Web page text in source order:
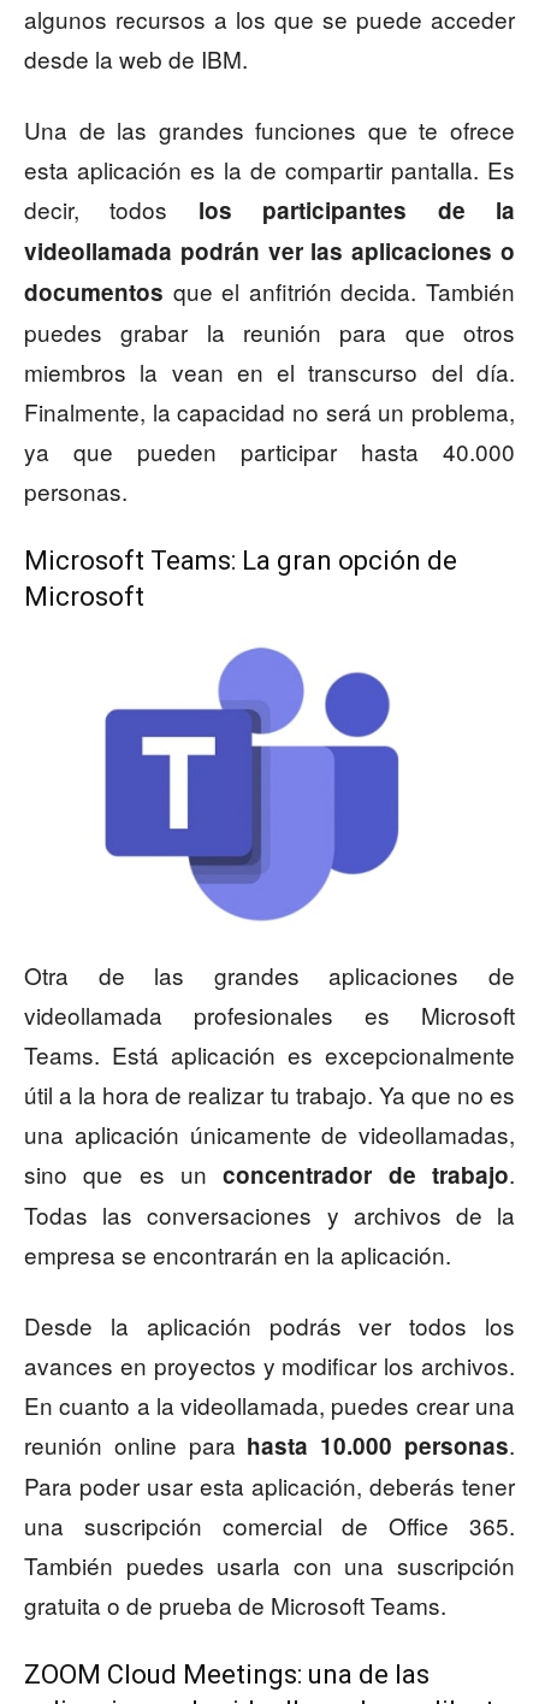
algunos recursos a los que se puede acceder
desde la web de IBM.
Una de las grandes funciones que te ofrece
esta aplicación es la de compartir pantalla. Es
decir, todos los participantes de la
videollamada podrán ver las aplicaciones o
documentos que el anfitrión decida. También
puedes grabar la reunión para que otros
miembros la vean en el transcurso del día.
Finalmente, la capacidad no será un problema,
ya que pueden participar hasta 40.000
personas.
Microsoft Teams: La gran opción de
Microsoft
Otra de las grandes aplicaciones de
videollamada profesionales es Microsoft
Teams. Está aplicación es excepcionalmente
útil a la hora de realizar tu trabajo. Ya que no es
una aplicación únicamente de videollamadas,
sino que es unconcentrador de trabajo.
Todas las conversaciones y archivos de la
empresa se encontrarán en la aplicación.
Desde la aplicación podrás ver todos los
avances en proyectos y modificar los archivos.
En cuanto a la videollamada, puedes crear una
reunión online para hasta 10.000 personas.
Para poder usar esta aplicación, deberás tener
una suscripción comercial de Office 365.
También puedes usarla con una suscripción
gratuita o de prueba de Microsoft Teams.
ZOOM Cloud Meetings: una de las